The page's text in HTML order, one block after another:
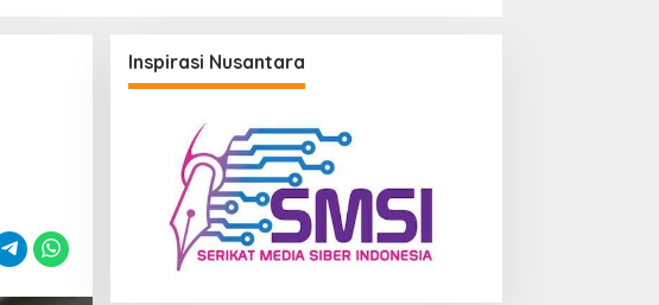
Inspirasi Nusantara